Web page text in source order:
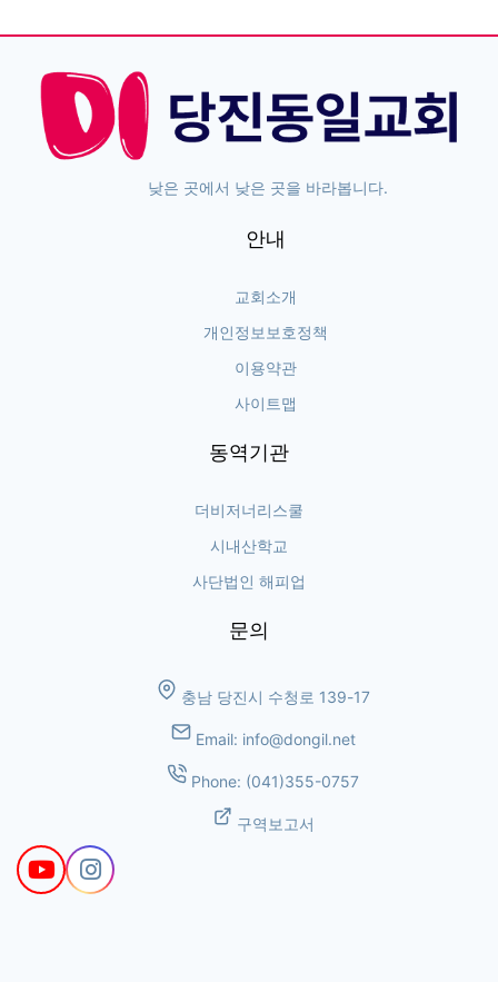
낮은 곳에서 낮은 곳을 바라봅니다.
안내
교회소개
개인정보보호정책
이용약관
사이트맵
동역기관
더비저너리스쿨
시내산학교
사단법인 해피업
문의
충남 당진시 수청로 139-17
Email: info@dongil.net
Phone: (041)355-0757
구역보고서